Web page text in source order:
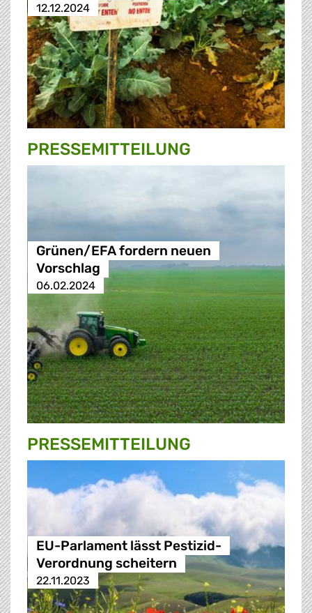
12.12.2024
PRESSE­MITTEILUNG
Grünen/EFA fordern neuen
Vorschlag
06.02.2024
PRESSE­MITTEILUNG
EU-Parlament lässt Pestizid-
Verordnung scheitern
22.11.2023